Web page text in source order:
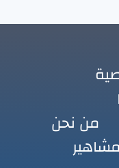
من نحن
مشاهير